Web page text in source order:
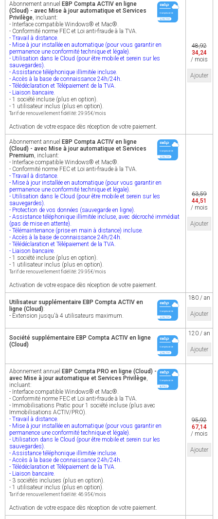
Abonnement annuel EBP Compta ACTIV en ligne
(Cloud) - avec Mise à jour automatique et Services
Privilège, incluant:
- Interface compatible Windows® et Mac®.
- Conformité norme FEC et Loi anti-fraude à la TVA.
- Travail à distance.
- Mise à jour installée en automatique (pour vous garantir en
permanence une conformité technique et légale).
- Utilisation dans le Cloud (pour être mobile et serein sur les
sauvegardes).
- Assistance téléphonique illimitée incluse.
- Accès à la base de connaissance 24h/24h.
- Télédéclaration et Télépaiement de la TVA.
- Liaison bancaire.
- 1 société incluse (plus en option).
- 1 utilisateur inclus (plus en option).
Tarif de renouvellement fidélité: 29.95€/mois
Activation de votre espace dès réception de votre paiement.
48,92
34,24
/ mois
Ajouter
Abonnement annuel EBP Compta ACTIV en ligne
(Cloud) - avec Mise à jour automatique et Services
Premium, incluant:
- Interface compatible Windows® et Mac®.
- Conformité norme FEC et Loi anti-fraude à la TVA.
- Travail à distance.
- Mise à jour installée en automatique (pour vous garantir en
permanence une conformité technique et légale).
- Utilisation dans le Cloud (pour être mobile et serein sur les
sauvegardes).
- Protection de vos données (sauvegarde en ligne).
- Assistance téléphonique illimitée incluse, avec décroché immédiat
(pas de mise en attente).
- Télémaintenance (prise en main à distance) incluse.
- Accès à la base de connaissance 24h/24h.
- Télédéclaration et Télépaiement de la TVA.
- Liaison bancaire.
- 1 société incluse (plus en option).
- 1 utilisateur inclus (plus en option).
Tarif de renouvellement fidélité: 29.95€/mois
Activation de votre espace dès réception de votre paiement.
63,59
44,51
/ mois
Ajouter
Utilisateur supplémentaire EBP Compta ACTIV en
ligne (Cloud):
- Extension jusqu'à 4 utilisateurs maximum.
180 / an
Ajouter
Société supplémentaire EBP Compta ACTIV en ligne
(Cloud)
120 / an
Ajouter
Abonnement annuel EBP Compta PRO en ligne (Cloud) -
avec Mise à jour automatique et Services Privilège,
incluant:
- Interface compatible Windows® et Mac®.
- Conformité norme FEC et Loi anti-fraude à la TVA.
- Immobilisations Pratic pour 1 société incluse (plus avec
Immobilisations ACTIV/PRO).
- Travail à distance.
- Mise à jour installée en automatique (pour vous garantir en
permanence une conformité technique et légale).
- Utilisation dans le Cloud (pour être mobile et serein sur les
sauvegardes).
- Assistance téléphonique illimitée incluse.
- Accès à la base de connaissance 24h/24h.
- Télédéclaration et Télépaiement de la TVA.
- Liaison bancaire.
- 3 sociétés incluses (plus en option).
- 1 utilisateur inclus (plus en option).
Tarif de renouvellement fidélité: 46.95€/mois
Activation de votre espace dès réception de votre paiement.
95,92
67,14
/ mois
Ajouter